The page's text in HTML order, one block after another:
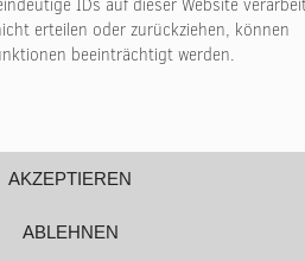
IDs auf dieser Website
erteilen oder zurückziehen, können
beeinträchtigt werden.
AKZEPTIEREN
ABLEHNEN